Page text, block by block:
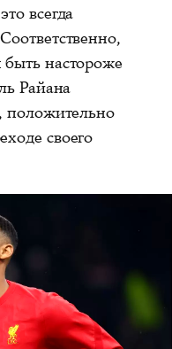
всегда
настороже
Райана
положительно
своего